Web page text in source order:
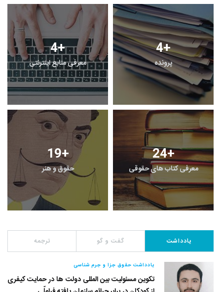
4+
معرفی منابع اینترنتی
4+
پرونده
19+
حقوق و هنر
24+
معرفی کتاب های حقوقی
یادداشت گفت و گو ترجمه
یادداشت حقوق جزا و جرم شناسی
تکوین مسئولیت بین المللی دولت ها در حمایت کیفری